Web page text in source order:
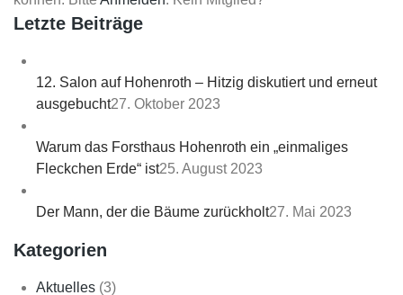
Letzte Beiträge
12. Salon auf Hohenroth – Hitzig diskutiert und erneut
ausgebucht27. Oktober 2023
Warum das Forsthaus Hohenroth ein „einmaliges
Fleckchen Erde“ ist25. August 2023
Der Mann, der die Bäume zurückholt27. Mai 2023
Kategorien
Aktuelles (3)